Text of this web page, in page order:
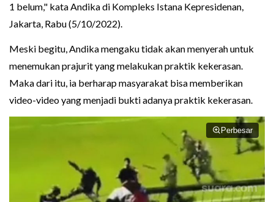
1 belum," kata Andika di Kompleks Istana Kepresidenan,
Jakarta, Rabu (5/10/2022).
Meski begitu, Andika mengaku tidak akan menyerah untuk
menemukan prajurit yang melakukan praktik kekerasan.
Maka dari itu, ia berharap masyarakat bisa memberikan
video-video yang menjadi bukti adanya praktik kekerasan.
Perbesar